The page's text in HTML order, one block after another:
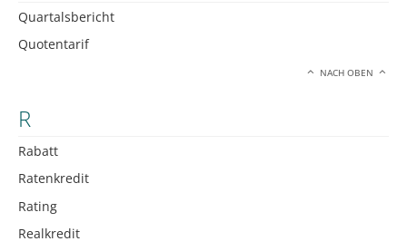
Quartalsbericht
Quotentarif
NACH OBEN
R
Rabatt
Ratenkredit
Rating
Realkredit